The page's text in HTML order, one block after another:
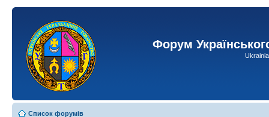
Форум
Список форумів